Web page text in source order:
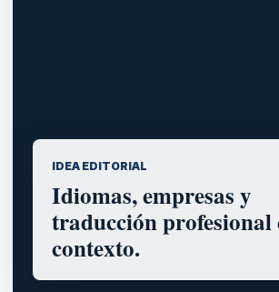
IDEA EDITORIAL
Idiomas, empresas y
traducción profesional
contexto.